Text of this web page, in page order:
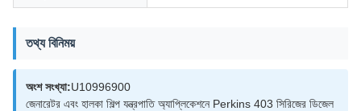
তথ্য বিনিময়
অংশ সংখ্যা:U10996900
জেনারেটর এবং হালকা শিল্প যন্ত্রপাতি অ্যাপ্লিকেশনে Perkins 403 সিরিজের ডিজেল